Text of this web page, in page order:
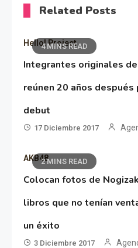
Related Posts
4 MINS READ
Hello! Project
Integrantes originales
reúnen 20 años después
debut
17 Diciembre 2017
2 MINS READ
AKB48
Colocan fotos de
libros que no tenían
un éxito
3 Diciembre 2017